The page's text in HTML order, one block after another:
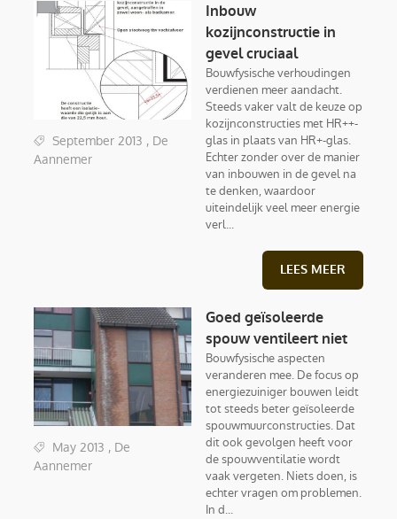
September 2013 , De
Aannemer
Inbouw
kozijnconstructie in
gevel cruciaal
Bouwfysische verhoudingen
verdienen meer aandacht.
Steeds vaker valt de keuze op
kozijnconstructies met HR++-
glas in plaats van HR+-glas.
Echter zonder over de manier
van inbouwen in de gevel na
te denken, waardoor
uiteindelijk veel meer energie
verl...
LEES MEER
May 2013 , De
Aannemer
Goed geïsoleerde
spouw ventileert niet
Bouwfysische aspecten
veranderen mee. De focus op
energiezuiniger bouwen leidt
tot steeds beter geïsoleerde
spouwmuurconstructies. Dat
dit ook gevolgen heeft voor
de spouwventilatie wordt
vaak vergeten. Niets doen, is
echter vragen om problemen.
In d...